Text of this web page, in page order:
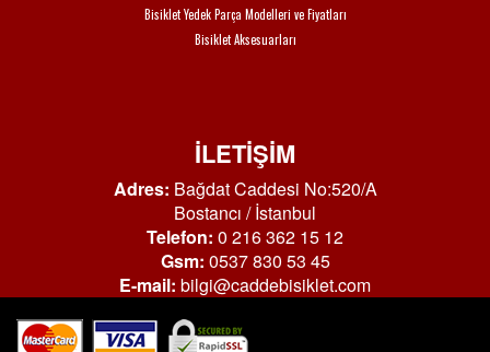
Bisiklet Yedek Parça Modelleri ve Fiyatları
Bisiklet Aksesuarları
İLETİŞİM
Adres: Bağdat Caddesi No:520/A
Bostancı / İstanbul
Telefon: 0 216 362 15 12
Gsm: 0537 830 53 45
E-mail: bilgi@caddebisiklet.com